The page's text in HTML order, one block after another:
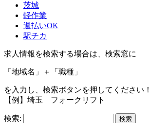
茨城
軽作業
週払いOK
駅チカ
求人情報を検索する場合は、検索窓に
「地域名」＋「職種」
を入力し、 検索ボタンを押してください！
【例】埼玉 フォークリフト
検索: